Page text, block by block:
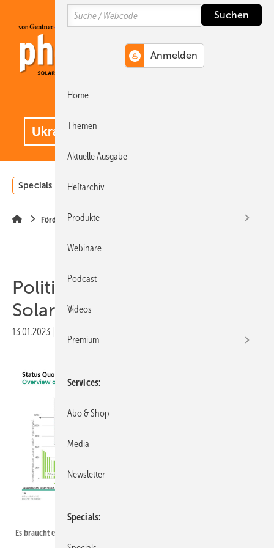
Hauptinhalt
Hauptmenü
SiteSearch
Specials Einstrahlungsatlas
Förderung
Politik soll europäische
Solarindustrie stärken
13.01.2023
Es braucht eine Renaissance der produzierenden Solarindustrie in Europa.
Search
Home
Themen
Aktuelle Ausgabe
Heftarchiv
Produkte
Webinare
Podcast
Videos
Premium
Services
Abo & Shop
Media
Newsletter
Specials